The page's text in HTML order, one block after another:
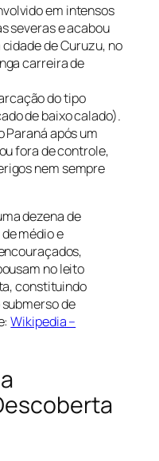
em intensos
severas e acabou
de Curuzu, no
carreira de
do tipo
de baixo calado).
Paraná após um
fora de controle,
nem sempre
dezena de
médio e
no leito
constituindo
de
Wikipedia –